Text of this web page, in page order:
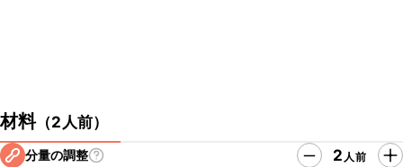
材料（2人前）
分量の調整 2 人前